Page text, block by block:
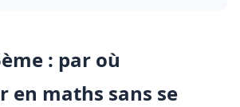
: par où
en maths sans se